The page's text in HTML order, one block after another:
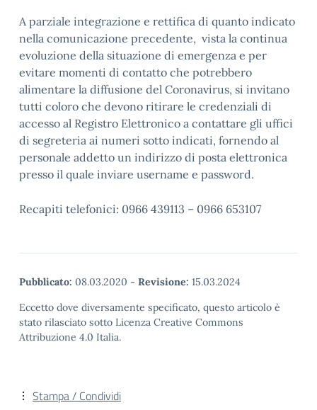
A parziale integrazione e rettifica di quanto indicato
nella comunicazione precedente, vista la continua
evoluzione della situazione di emergenza e per
evitare momenti di contatto che potrebbero
alimentare la diffusione del Coronavirus, si invitano
tutti coloro che devono ritirare le credenziali di
accesso al Registro Elettronico a contattare gli uffici
di segreteria ai numeri sotto indicati, fornendo al
personale addetto un indirizzo di posta elettronica
presso il quale inviare username e password.
Recapiti telefonici: 0966 439113 – 0966 653107
Pubblicato: 08.03.2020 - Revisione: 15.03.2024
Eccetto dove diversamente specificato, questo articolo è
stato rilasciato sotto Licenza Creative Commons
Attribuzione 4.0 Italia.
Stampa / Condividi